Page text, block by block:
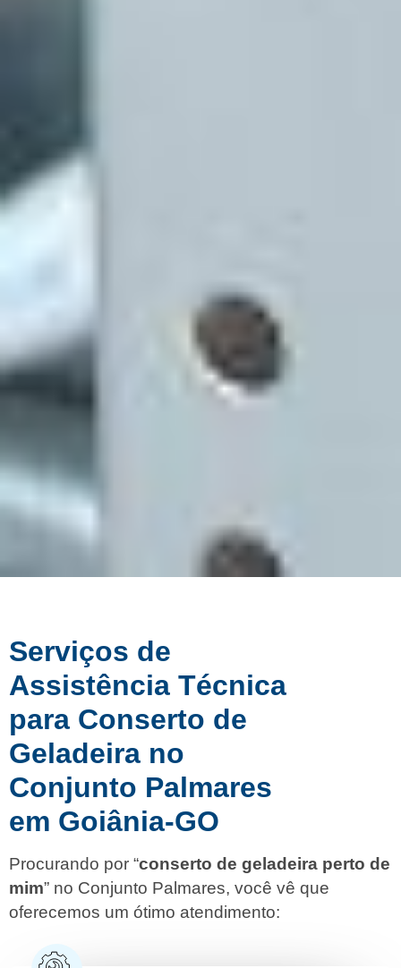
Serviços de
Assistência Técnica
para Conserto de
Geladeira no
Conjunto Palmares
em Goiânia-GO
Procurando por “conserto de geladeira perto de
mim” no Conjunto Palmares, você vê que
oferecemos um ótimo atendimento: